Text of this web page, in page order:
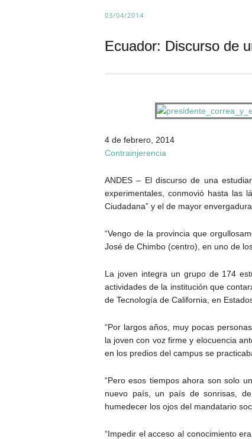
03/04/2014
Ecuador: Discurso de
4 de febrero, 2014
Contrainjerencia
ANDES – El discurso de una
experimentales, conmovió hasta las
Ciudadana” y el de mayor
“Vengo de la provincia que
José de Chimbo (centro), en uno de
La joven integra un grupo de 174
actividades de la institución que
de Tecnología de California, en
“Por largos años, muy pocas
la joven con voz firme y elocuencia
en los predios del campus se
“Pero esos tiempos ahora son solo
nuevo país, un país de sonrisas,
humedecer los ojos del mandatario
“Impedir el acceso al conocimiento